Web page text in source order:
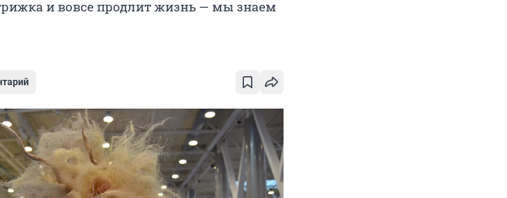
и вовсе продлит жизнь — мы знаем